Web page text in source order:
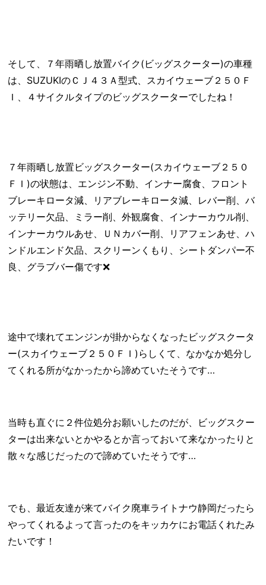
そして、７年雨晒し放置バイク(ビッグスクーター)の車種
は、SUZUKIのＣＪ４３Ａ型式、スカイウェーブ２５０Ｆ
Ｉ、４サイクルタイプのビッグスクーターでしたね！
７年雨晒し放置ビッグスクーター(スカイウェーブ２５０
ＦＩ)の状態は、エンジン不動、インナー腐食、フロント
ブレーキロータ減、リアブレーキロータ減、レバー削、バ
ッテリー欠品、ミラー削、外観腐食、インナーカウル削、
インナーカウルあせ、ＵＮカバー削、リアフェンあせ、ハ
ンドルエンド欠品、スクリーンくもり、シートダンパー不
良、グラブバー傷です❌
途中で壊れてエンジンが掛からなくなったビッグスクータ
ー(スカイウェーブ２５０ＦＩ)らしくて、なかなか処分し
てくれる所がなかったから諦めていたそうです…
当時も直ぐに２件位処分お願いしたのだが、ビッグスクー
ターは出来ないとかやるとか言っておいて来なかったりと
散々な感じだったので諦めていたそうです…
でも、最近友達が来てバイク廃車ライトナウ静岡だったら
やってくれるよって言ったのをキッカケにお電話くれたみ
たいです！